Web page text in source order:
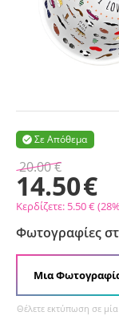
Σε Απόθεμα

20.00€
14.50€
Κερδίζετε: 5.50€(28
Φωτογραφίες
Μια
Θέλετε εκτύπωση σε